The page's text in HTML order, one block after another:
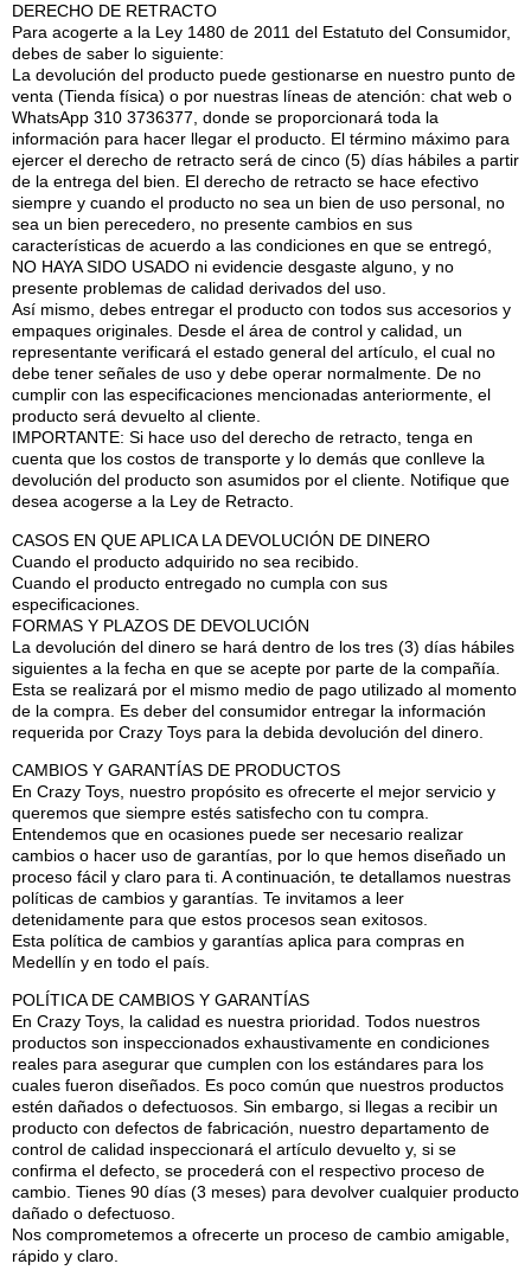
DERECHO DE RETRACTO
Para acogerte a la Ley 1480 de 2011 del Estatuto del Consumidor,
debes de saber lo siguiente:
La devolución del producto puede gestionarse en nuestro punto de
venta (Tienda física) o por nuestras líneas de atención: chat web o
WhatsApp 310 3736377, donde se proporcionará toda la
información para hacer llegar el producto. El término máximo para
ejercer el derecho de retracto será de cinco (5) días hábiles a partir
de la entrega del bien. El derecho de retracto se hace efectivo
siempre y cuando el producto no sea un bien de uso personal, no
sea un bien perecedero, no presente cambios en sus
características de acuerdo a las condiciones en que se entregó,
NO HAYA SIDO USADO ni evidencie desgaste alguno, y no
presente problemas de calidad derivados del uso.
Así mismo, debes entregar el producto con todos sus accesorios y
empaques originales. Desde el área de control y calidad, un
representante verificará el estado general del artículo, el cual no
debe tener señales de uso y debe operar normalmente. De no
cumplir con las especificaciones mencionadas anteriormente, el
producto será devuelto al cliente.
IMPORTANTE: Si hace uso del derecho de retracto, tenga en
cuenta que los costos de transporte y lo demás que conlleve la
devolución del producto son asumidos por el cliente. Notifique que
desea acogerse a la Ley de Retracto.
CASOS EN QUE APLICA LA DEVOLUCIÓN DE DINERO
Cuando el producto adquirido no sea recibido.
Cuando el producto entregado no cumpla con sus
especificaciones.
FORMAS Y PLAZOS DE DEVOLUCIÓN
La devolución del dinero se hará dentro de los tres (3) días hábiles
siguientes a la fecha en que se acepte por parte de la compañía.
Esta se realizará por el mismo medio de pago utilizado al momento
de la compra. Es deber del consumidor entregar la información
requerida por Crazy Toys para la debida devolución del dinero.
CAMBIOS Y GARANTÍAS DE PRODUCTOS
En Crazy Toys, nuestro propósito es ofrecerte el mejor servicio y
queremos que siempre estés satisfecho con tu compra.
Entendemos que en ocasiones puede ser necesario realizar
cambios o hacer uso de garantías, por lo que hemos diseñado un
proceso fácil y claro para ti. A continuación, te detallamos nuestras
políticas de cambios y garantías. Te invitamos a leer
detenidamente para que estos procesos sean exitosos.
Esta política de cambios y garantías aplica para compras en
Medellín y en todo el país.
POLÍTICA DE CAMBIOS Y GARANTÍAS
En Crazy Toys, la calidad es nuestra prioridad. Todos nuestros
productos son inspeccionados exhaustivamente en condiciones
reales para asegurar que cumplen con los estándares para los
cuales fueron diseñados. Es poco común que nuestros productos
estén dañados o defectuosos. Sin embargo, si llegas a recibir un
producto con defectos de fabricación, nuestro departamento de
control de calidad inspeccionará el artículo devuelto y, si se
confirma el defecto, se procederá con el respectivo proceso de
cambio. Tienes 90 días (3 meses) para devolver cualquier producto
dañado o defectuoso.
Nos comprometemos a ofrecerte un proceso de cambio amigable,
rápido y claro.